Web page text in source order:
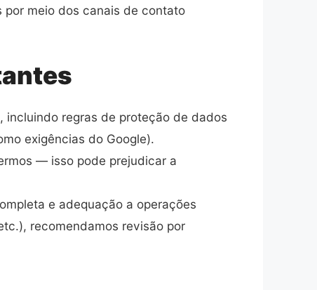
meio dos canais de contato
incluindo regras de proteção de dados
exigências do Google).
— isso pode prejudicar a
e adequação a operações
recomendamos revisão por